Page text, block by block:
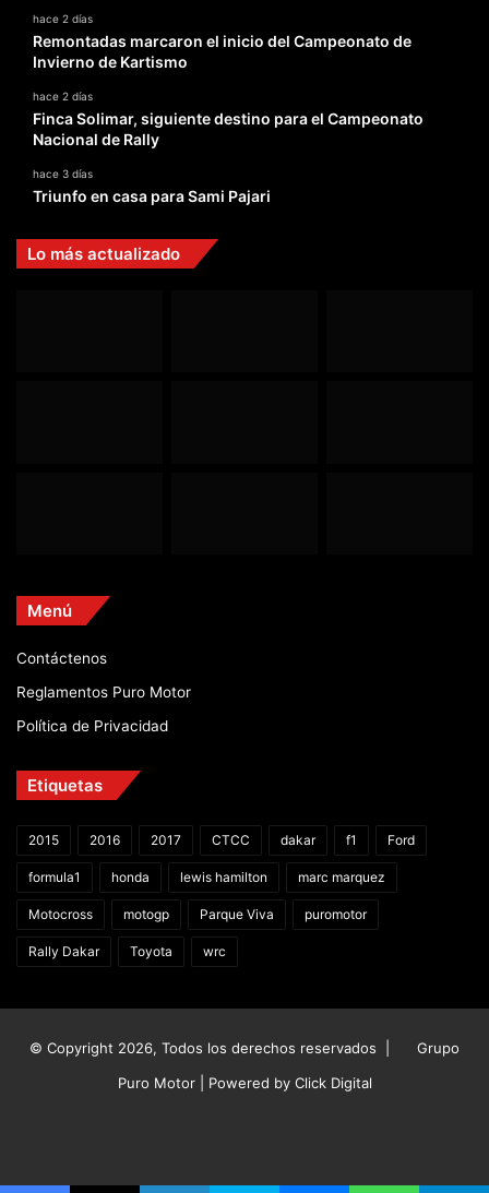
hace 2 días
Remontadas marcaron el inicio del Campeonato de
Invierno de Kartismo
hace 2 días
Finca Solimar, siguiente destino para el Campeonato
Nacional de Rally
hace 3 días
Triunfo en casa para Sami Pajari
Lo más actualizado
Menú
Contáctenos
Reglamentos Puro Motor
Política de Privacidad
Etiquetas
2015 2016 2017 CTCC dakar f1 Ford
formula1 honda lewis hamilton marc marquez
Motocross motogp Parque Viva puromotor
Rally Dakar Toyota wrc
© Copyright 2026, Todos los derechos reservados |
Grupo
Puro Motor | Powered by Click Digital